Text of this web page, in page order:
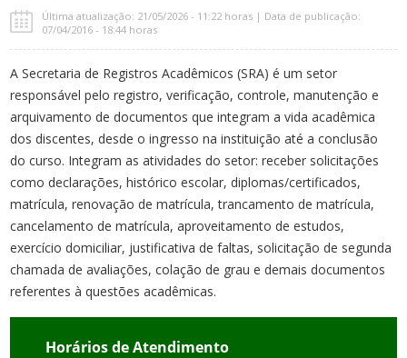
Última atualização: 21/05/2026 - 11:22 horas | Data de publicação:
07/04/2016 - 18:44 horas
A Secretaria de Registros Acadêmicos (SRA) é um setor
responsável pelo registro, verificação, controle, manutenção e
arquivamento de documentos que integram a vida acadêmica
dos discentes, desde o ingresso na instituição até a conclusão
do curso. Integram as atividades do setor: receber solicitações
como declarações, histórico escolar, diplomas/certificados,
matrícula, renovação de matrícula, trancamento de matrícula,
cancelamento de matrícula, aproveitamento de estudos,
exercício domiciliar, justificativa de faltas, solicitação de segunda
chamada de avaliações, colação de grau e demais documentos
referentes à questões acadêmicas.
Horários de Atendimento